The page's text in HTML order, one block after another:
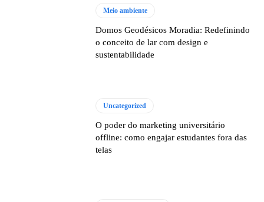
Meio ambiente
Domos Geodésicos Moradia: Redefinindo
o conceito de lar com design e
sustentabilidade
Uncategorized
O poder do marketing universitário
offline: como engajar estudantes fora das
telas